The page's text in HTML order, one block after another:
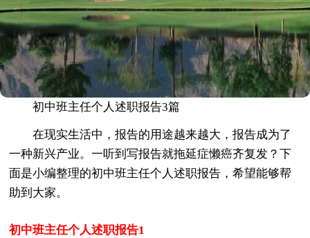
初中班主任个人述职报告3篇
在现实生活中，报告的用途越来越大，报告成为了
一种新兴产业。一听到写报告就拖延症懒癌齐复发？下
面是小编整理的初中班主任个人述职报告，希望能够帮
助到大家。
初中班主任个人述职报告1